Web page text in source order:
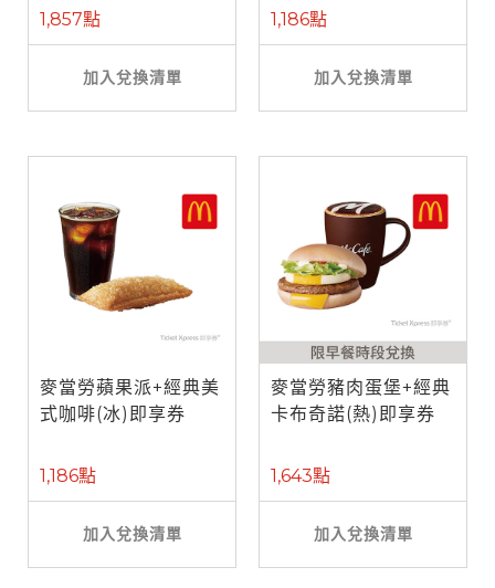
1,857點
加入兌換清單
1,186點
加入兌換清單
麥當勞蘋果派+經典美
式咖啡(冰)即享券
1,186點
加入兌換清單
麥當勞豬肉蛋堡+經典
卡布奇諾(熱)即享券
1,643點
加入兌換清單